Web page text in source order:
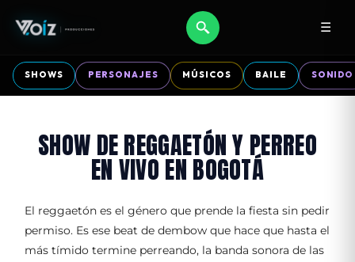
☰
SHOWS PERSONAJES MÚSICOS BAILE SONIDO
SHOW DE REGGAETÓN Y PERREO
EN VIVO EN BOGOTÁ
El reggaetón es el género que prende la fiesta sin pedir
permiso. Es ese beat de dembow que hace que hasta el
más tímido termine perreando, la banda sonora de las